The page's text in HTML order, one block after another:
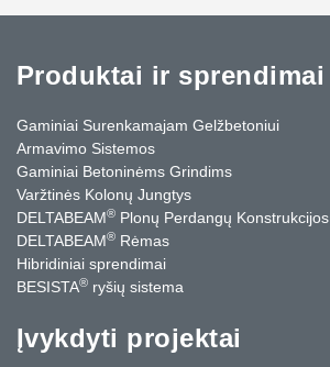
Produktai ir sprendimai
Gaminiai Surenkamajam Gelžbetoniui
Armavimo Sistemos
Gaminiai Betoninėms Grindims
Varžtinės Kolonų Jungtys
DELTABEAM® Plonų Perdangų Konstrukcijos
DELTABEAM® Rėmas
Hibridiniai sprendimai
BESISTA® ryšių sistema
Įvykdyti projektai